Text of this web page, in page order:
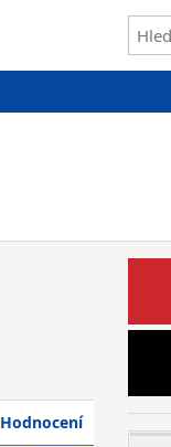
Hodnocení